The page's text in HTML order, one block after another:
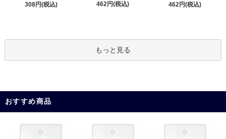
308円(税込)
462円(税込)
462円(税込)
もっと見る
おすすめ商品